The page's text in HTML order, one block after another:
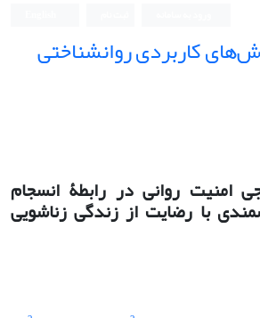
کاربردی روانشناختی
امنیت روانی در رابطۀ انسجام
با رضایت از زندگی زناشویی